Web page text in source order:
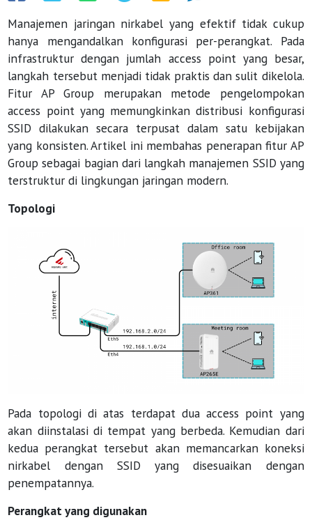
Manajemen jaringan nirkabel yang efektif tidak cukup
hanya mengandalkan konfigurasi per-perangkat. Pada
infrastruktur dengan jumlah access point yang besar,
langkah tersebut menjadi tidak praktis dan sulit dikelola.
Fitur AP Group merupakan metode pengelompokan
access point yang memungkinkan distribusi konfigurasi
SSID dilakukan secara terpusat dalam satu kebijakan
yang konsisten. Artikel ini membahas penerapan fitur AP
Group sebagai bagian dari langkah manajemen SSID yang
terstruktur di lingkungan jaringan modern.
Topologi
Pada topologi di atas terdapat dua access point yang
akan diinstalasi di tempat yang berbeda. Kemudian dari
kedua perangkat tersebut akan memancarkan koneksi
nirkabel dengan SSID yang disesuaikan dengan
penempatannya.
Perangkat yang digunakan